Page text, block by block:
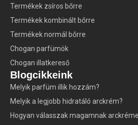
Termékek zsíros bőrre
Termékek kombinált bőrre
Termékek normál bőrre
Chogan parfümök
Chogan illatkereső
Blogcikkeink
Melyik parfüm illik hozzám?
Melyik a legjobb hidratáló arckrém?
Hogyan válasszak magamnak